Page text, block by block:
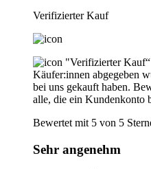
Verifizierter Kauf
"Verifizierter
Käufer:innen abgegeben
bei uns gekauft haben.
alle, die ein Kundenkonto
Bewertet mit 5 von 5
Sehr angenehm